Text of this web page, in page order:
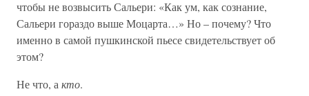
чтобы не возвысить Сальери: «Как ум, как сознание,
Сальери гораздо выше Моцарта…» Но – почему? Что
именно в самой пушкинской пьесе свидетельствует об
этом?
Не что, а кто.